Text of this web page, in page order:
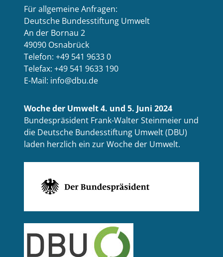
Für allgemeine Anfragen:
Deutsche Bundesstiftung Umwelt
An der Bornau 2
49090 Osnabrück
Telefon: +49 541 9633 0
Telefax: +49 541 9633 190
E-Mail: info@dbu.de
Woche der Umwelt 4. und 5. Juni 2024
Bundespräsident Frank-Walter Steinmeier und
die Deutsche Bundesstiftung Umwelt (DBU)
laden herzlich ein zur Woche der Umwelt.